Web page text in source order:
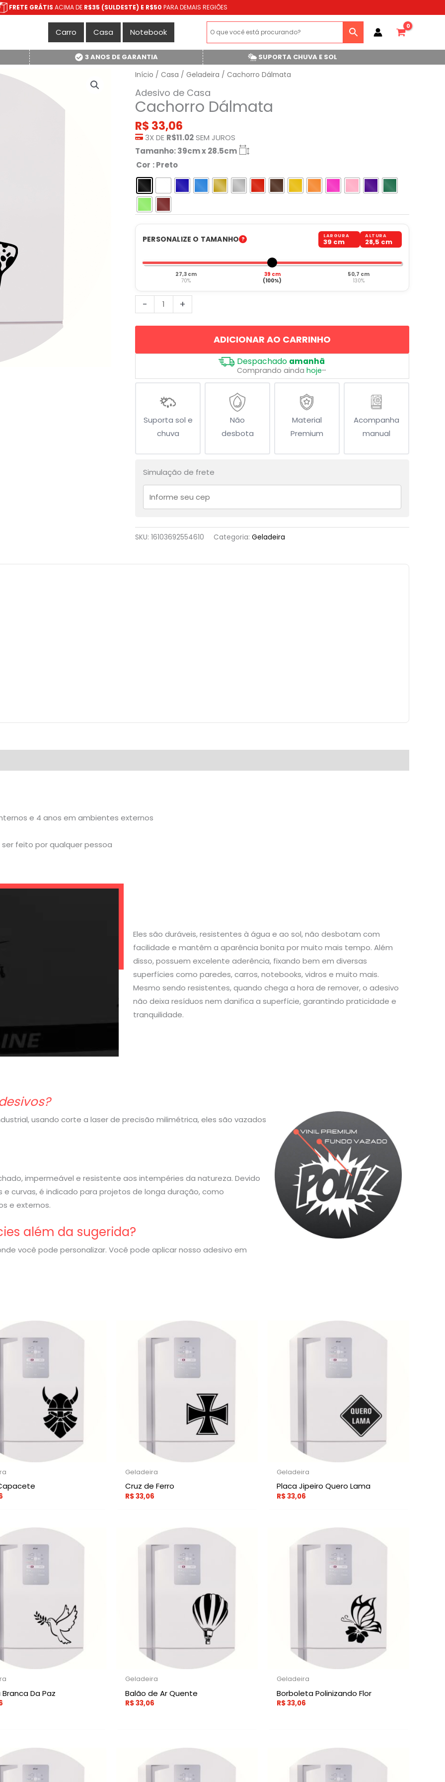
FRETE GRÁTIS ACIMA DE R$35 (SULDESTE) E R$50 PARA DEMAIS REGIÕES
Carro Casa Notebook
3 ANOS DE GARANTIA
SUPORTA CHUVA E SOL
Início / Casa / Geladeira / Cachorro Dálmata
Adesivo de Casa
Cachorro Dálmata
R$ 33,06
3X DE R$11.02SEM JUROS
Tamanho: 39cm x 28.5cm
Cor : Preto
PERSONALIZE O TAMANHO LARGURA
39 cm
ALTURA
28,5 cm
27,3 cm
70%
39 cm
(100%)
50,7 cm
130%
-
Cachorro
Dálmata
quantidade
+
ADICIONAR AO CARRINHO
Despachado amanhã
Comprando ainda hoje**
Suporta sol e
chuva
Não
desbota
Material
Premium
Acompanha
manual
Simulação de frete
SKU: 16103692554610 Categoria: Geladeira
e 4 anos em ambientes externos
feito por qualquer pessoa
Eles são duráveis, resistentes à água e ao sol, não desbotam com
facilidade e mantêm a aparência bonita por muito mais tempo. Além
disso, possuem excelente aderência, fixando bem em diversas
superfícies como paredes, carros, notebooks, vidros e muito mais.
Mesmo sendo resistentes, quando chega a hora de remover, o adesivo
não deixa resíduos nem danifica a superfície, garantindo praticidade e
tranquilidade.
usando corte a laser de precisão milimétrica, eles são vazados
impermeável e resistente aos intempéries da natureza. Devido
curvas, é indicado para projetos de longa duração, como
e externos.
além da sugerida?
você pode personalizar. Você pode aplicar nosso adesivo em
Geladeira
Cruz de Ferro
R$33,06
Geladeira
Placa Jipeiro Quero Lama
R$33,06
Da Paz
Geladeira
Balão de Ar Quente
R$33,06
Geladeira
Borboleta Polinizando Flor
R$33,06